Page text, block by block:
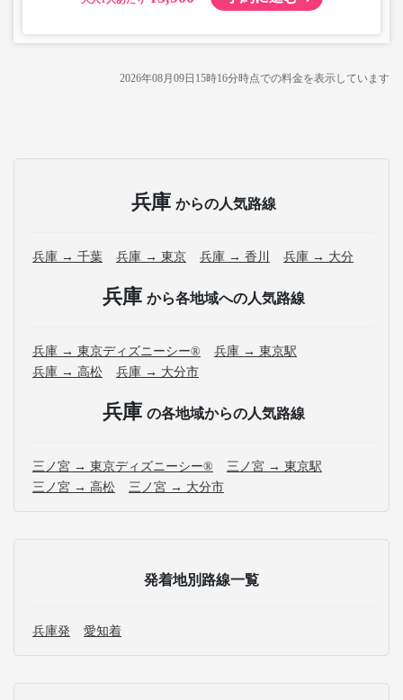
・AM1時～5時の間はシステムメンテナンスの為ご予約が
2026年08月09日15時16分時点での料金を表示しています
兵庫 からの人気路線
兵庫 → 千葉 兵庫 → 東京 兵庫 → 香川 兵庫 → 大分
兵庫 から各地域への人気路線
兵庫 → 東京ディズニーシー®
兵庫 → 東京駅
兵庫 → 高松
兵庫 → 大分市
兵庫 の各地域からの人気路線
三ノ宮 → 東京ディズニーシー®
三ノ宮 → 東京駅
三ノ宮 → 高松
三ノ宮 → 大分市
発着地別路線一覧
兵庫発 愛知着